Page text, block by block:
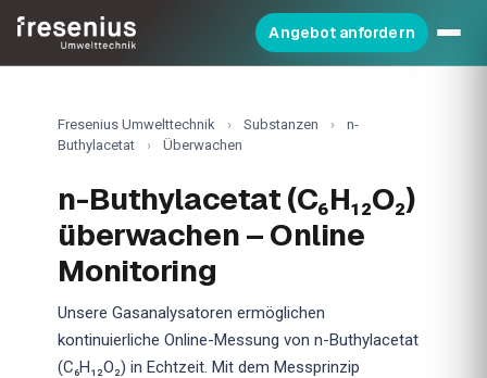
Angebot anfordern
Fresenius Umwelttechnik › Substanzen ›
n-
Buthylacetat
› Überwachen
n-Buthylacetat (C₆H₁₂O₂)
überwachen – Online
Monitoring
Unsere Gasanalysatoren ermöglichen
kontinuierliche Online-Messung von n-Buthylacetat
(C₆H₁₂O₂) in Echtzeit. Mit dem Messprinzip